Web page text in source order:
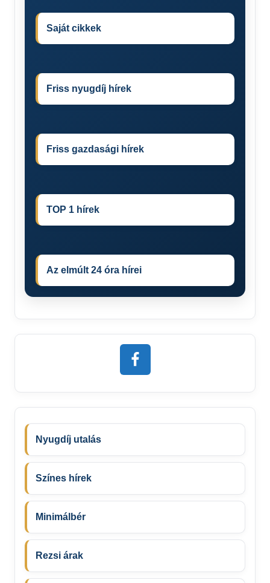
Saját cikkek
Friss nyugdíj hírek
Friss gazdasági hírek
TOP 1 hírek
Az elmúlt 24 óra hírei
Nyugdíj utalás
Színes hírek
Minimálbér
Rezsi árak